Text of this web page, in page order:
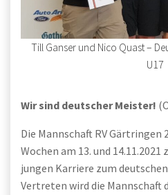
Till Ganser und Nico Quast –
U17
Wir sind deutscher Meister!
Die Mannschaft RV Gärtringen
Wochen am 13. und
jungen Karriere zum
Vertreten wird die Mannschaft